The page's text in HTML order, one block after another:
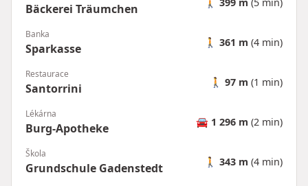
Bäckerei Träumchen
Banka
Sparkasse 🚶 361 m (4 min)
Restaurace
Santorrini 🚶 97 m (1 min)
Lékárna
Burg-Apotheke 🚘 1 296 m (2 min)
Škola
Grundschule Gadenstedt 🚶 343 m (4 min)